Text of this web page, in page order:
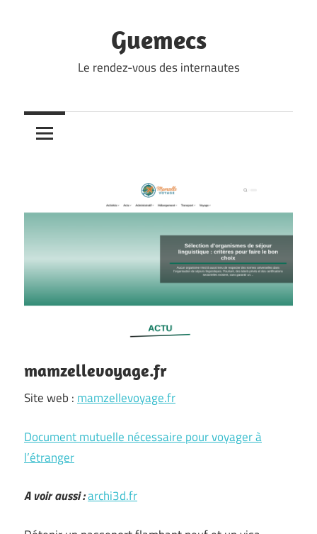
Guemecs
Le rendez-vous des internautes
mamzellevoyage.fr
Site web : mamzellevoyage.fr
Document mutuelle nécessaire pour voyager à
l’étranger
A voir aussi :archi3d.fr